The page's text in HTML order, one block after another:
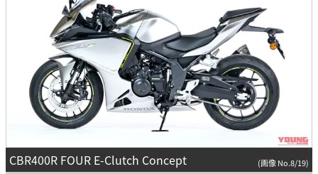
CBR400R FOUR E-Clutch Concept (画像 No.8/19)